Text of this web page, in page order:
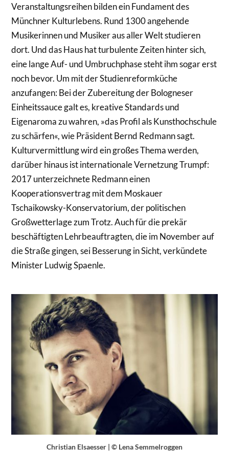
Veranstaltungsreihen bilden ein Fundament des
Münchner Kulturlebens. Rund 1300 angehende
Musikerinnen und Musiker aus aller Welt studieren
dort. Und das Haus hat turbulente Zeiten hinter sich,
eine lange Auf- und Umbruchphase steht ihm sogar erst
noch bevor. Um mit der Studienreformküche
anzufangen: Bei der Zubereitung der Bologneser
Einheitssauce galt es, kreative Standards und
Eigenaroma zu wahren, »das Profil als Kunsthochschule
zu schärfen«, wie Präsident Bernd Redmann sagt.
Kulturvermittlung wird ein großes Thema werden,
darüber hinaus ist internationale Vernetzung Trumpf:
2017 unterzeichnete Redmann einen
Kooperationsvertrag mit dem Moskauer
Tschaikowsky-Konservatorium, der politischen
Großwetterlage zum Trotz. Auch für die prekär
beschäftigten Lehrbeauftragten, die im November auf
die Straße gingen, sei Besserung in Sicht, verkündete
Minister Ludwig Spaenle.
Christian Elsaesser | © Lena Semmelroggen